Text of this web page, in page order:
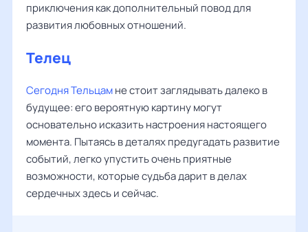
приключения как дополнительный повод для
развития любовных отношений.
Телец
Сегодня Тельцамне стоит заглядывать далеко в
будущее: его вероятную картину могут
основательно исказить настроения настоящего
момента. Пытаясь в деталях предугадать развитие
событий, легко упустить очень приятные
возможности, которые судьба дарит в делах
сердечных здесь и сейчас.